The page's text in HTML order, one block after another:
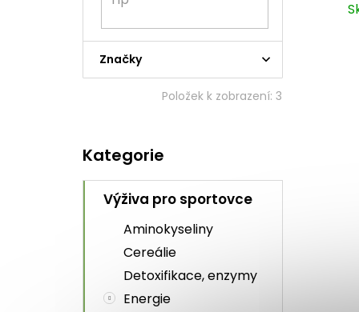
Značky
Položek k zobrazení: 3
kategorie
Kategorie
Výživa pro sportovce
Aminokyseliny
Cereálie
Detoxifikace, enzymy
Energie